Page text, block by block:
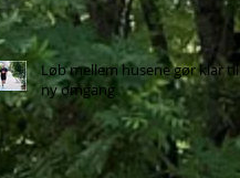
Løb mellem husene gør klar til
ny omgang